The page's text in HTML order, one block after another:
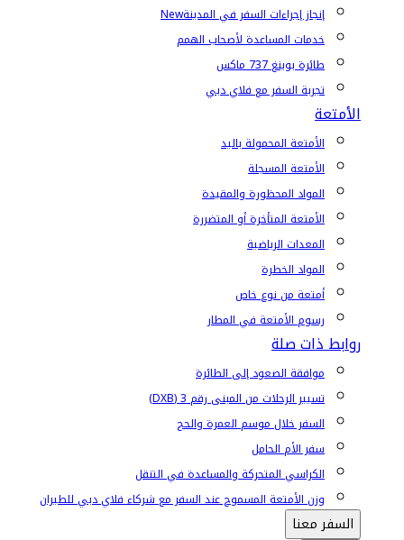
إنجاز إجراءات السفر في المدينةNew
خدمات المساعدة لأصحاب الهمم
طائرة بوينغ 737 ماكس
تجربة السفر مع فلاي دبي
الأمتعة
الأمتعة المحمولة باليد
الأمتعة المسجلة
المواد المحظورة والمقيدة
الأمتعة المتأخرة أو المتضررة
المعدات الرياضية
المواد الخطرة
أمتعة من نوع خاص
رسوم الأمتعة في المطار
روابط ذات صلة
موافقة الصعود إلى الطائرة
تسيير الرحلات من المبنى رقم 3 (DXB)
السفر خلال موسم العمرة والحج
سفر الأم الحامل
الكراسي المتحركة والمساعدة في التنقل
وزن الأمتعة المسموح عند السفر مع شركاء فلاي دبي للطيران
السفر معنا